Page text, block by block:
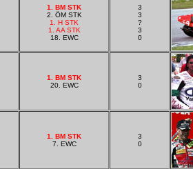
1. BM STK
2. ÖM STK
1. H STK
1. AA STK
18. EWC
3
3
?
3
0
1. BM STK
20. EWC
3
0
1. BM STK
7. EWC
3
0